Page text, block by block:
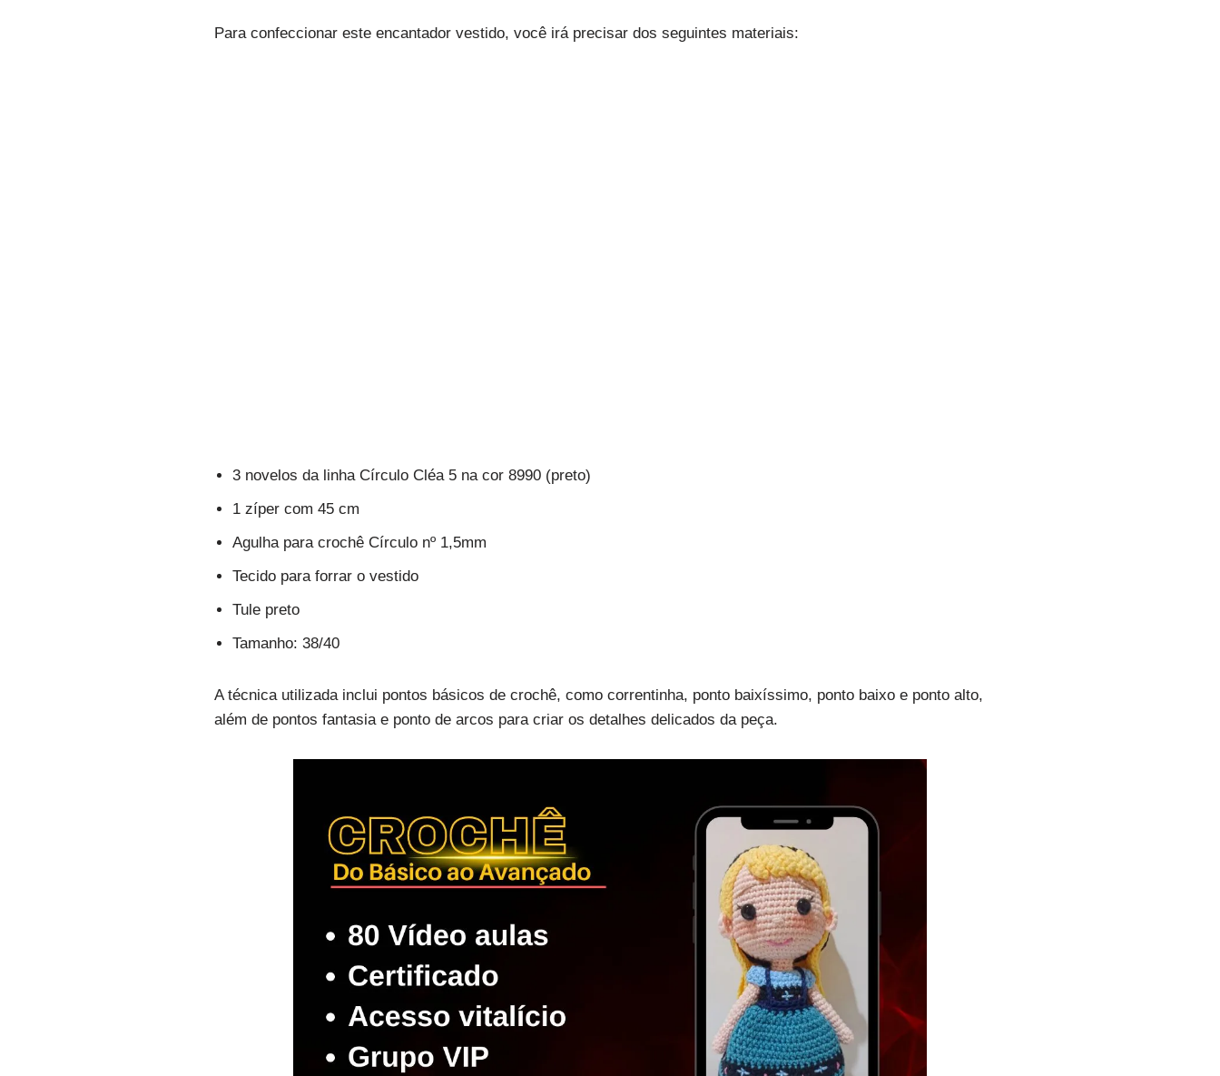
Para confeccionar este encantador vestido, você irá precisar dos seguintes materiais:
3 novelos da linha Círculo Cléa 5 na cor 8990 (preto)
1 zíper com 45 cm
Agulha para crochê Círculo nº 1,5mm
Tecido para forrar o vestido
Tule preto
Tamanho: 38/40
A técnica utilizada inclui pontos básicos de crochê, como correntinha, ponto baixíssimo, ponto baixo e ponto alto,
além de pontos fantasia e ponto de arcos para criar os detalhes delicados da peça.